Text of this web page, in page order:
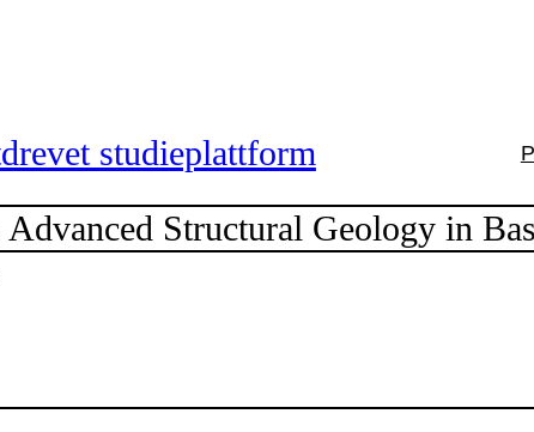
studieplattform
Advanced Structural Geology in